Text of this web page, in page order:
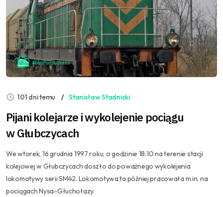
101 dni temu Stanisław Stadnicki
Pijani kolejarze i wykolejenie pociągu
w Głubczycach
We wtorek, 16 grudnia 1997 roku, o godzinie 18:10 na terenie stacji
kolejowej w Głubczycach doszło do poważnego wykolejenia
lokomotywy serii SM42. Lokomotywa ta później pracowała m.in. na
pociągach Nysa-Głuchołazy.